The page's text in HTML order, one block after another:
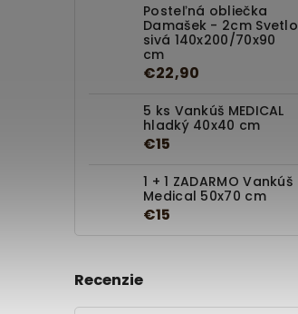
Posteľná obliečka
Damašek - 2cm Svetlo
sivá 140x200/70x90
cm
€22,90
5 ks Vankúš MEDICAL
hladký 40x40 cm
€15
1 + 1 ZADARMO Vankúš
Medical 50x70 cm
€15
Recenzie